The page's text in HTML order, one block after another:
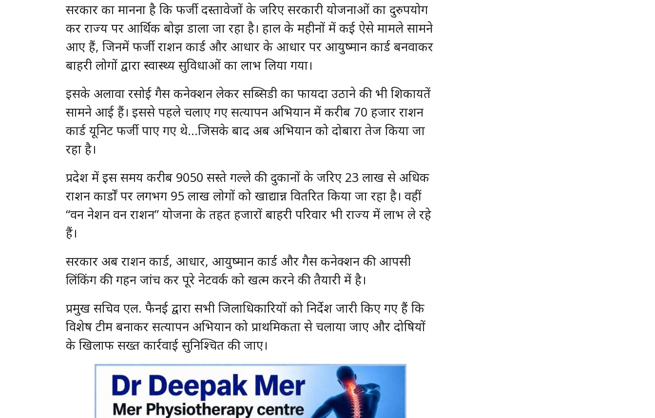
सरकार का मानना है कि फर्जी दस्तावेजों के जरिए सरकारी योजनाओं का दुरुपयोग
कर राज्य पर आर्थिक बोझ डाला जा रहा है। हाल के महीनों में कई ऐसे मामले सामने
आए हैं, जिनमें फर्जी राशन कार्ड और आधार के आधार पर आयुष्मान कार्ड बनवाकर
बाहरी लोगों द्वारा स्वास्थ्य सुविधाओं का लाभ लिया गया।
इसके अलावा रसोई गैस कनेक्शन लेकर सब्सिडी का फायदा उठाने की भी शिकायतें
सामने आई हैं। इससे पहले चलाए गए सत्यापन अभियान में करीब 70 हजार राशन
कार्ड यूनिट फर्जी पाए गए थे…जिसके बाद अब अभियान को दोबारा तेज किया जा
रहा है।
प्रदेश में इस समय करीब 9050 सस्ते गल्ले की दुकानों के जरिए 23 लाख से अधिक
राशन कार्डों पर लगभग 95 लाख लोगों को खाद्यान्न वितरित किया जा रहा है। वहीं
“वन नेशन वन राशन” योजना के तहत हजारों बाहरी परिवार भी राज्य में लाभ ले रहे
हैं।
सरकार अब राशन कार्ड, आधार, आयुष्मान कार्ड और गैस कनेक्शन की आपसी
लिंकिंग की गहन जांच कर पूरे नेटवर्क को खत्म करने की तैयारी में है।
प्रमुख सचिव एल. फैनई द्वारा सभी जिलाधिकारियों को निर्देश जारी किए गए हैं कि
विशेष टीम बनाकर सत्यापन अभियान को प्राथमिकता से चलाया जाए और दोषियों
के खिलाफ सख्त कार्रवाई सुनिश्चित की जाए।